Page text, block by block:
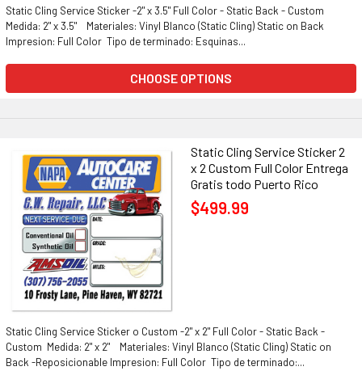
Static Cling Service Sticker -2" x 3.5" Full Color - Static Back - Custom
Medida: 2" x 3.5" Materiales: Vinyl Blanco (Static Cling) Static on Back
Impresion: Full Color Tipo de terminado: Esquinas...
CHOOSE OPTIONS
Static Cling Service Sticker 2
x 2 Custom Full Color Entrega
Gratis todo Puerto Rico
$499.99
Static Cling Service Sticker o Custom -2" x 2" Full Color - Static Back -
Custom Medida: 2" x 2" Materiales: Vinyl Blanco (Static Cling) Static on
Back -Reposicionable Impresion: Full Color Tipo de terminado:...